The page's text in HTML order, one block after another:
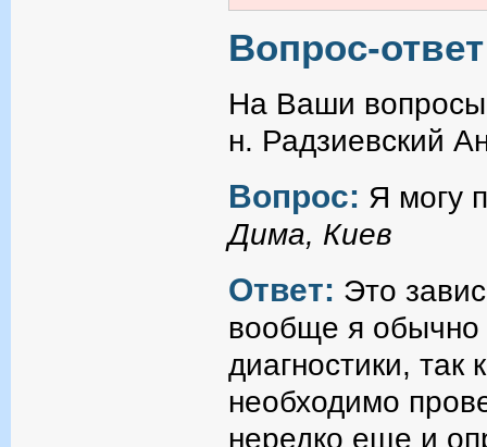
Вопрос-
На Ваши вопросы
н. Радзиевский
Вопрос: Я могу
Дима, Киев
Ответ: Это
вообще я обычно
диагностики, так
необходимо
нередко еще и